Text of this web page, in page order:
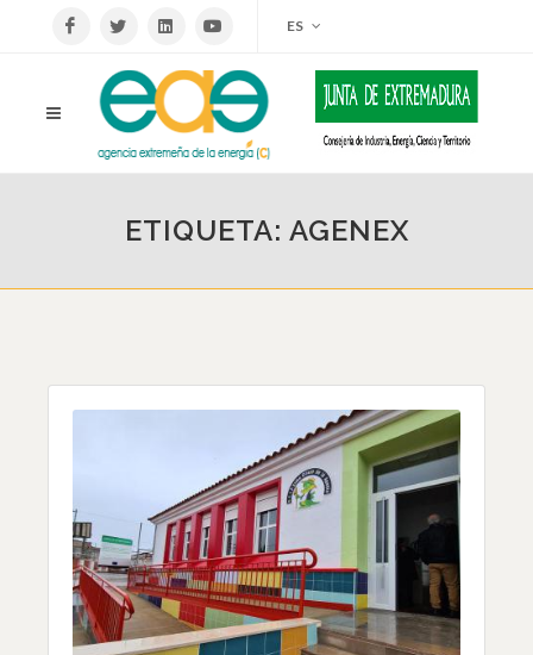
ES
ETIQUETA: AGENEX